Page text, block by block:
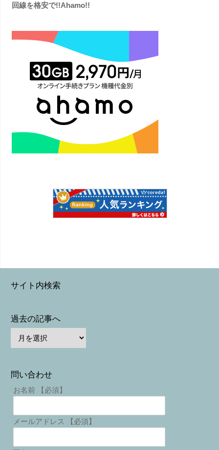
回線を格安で!!Ahamo!!
サイト内検索
過去の記事へ
問い合わせ
お名前 【必須】
メールアドレス 【必須】